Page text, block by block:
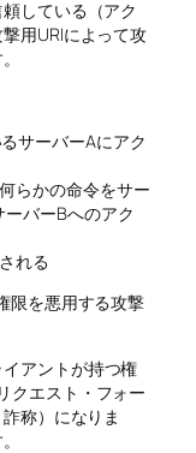
している（アク
用URIによって攻
サーバーAにアク
らかの命令をサー
バーBへのアク
れる
限を悪用する攻撃
アントが持つ権
クエスト・フォー
称）になりま